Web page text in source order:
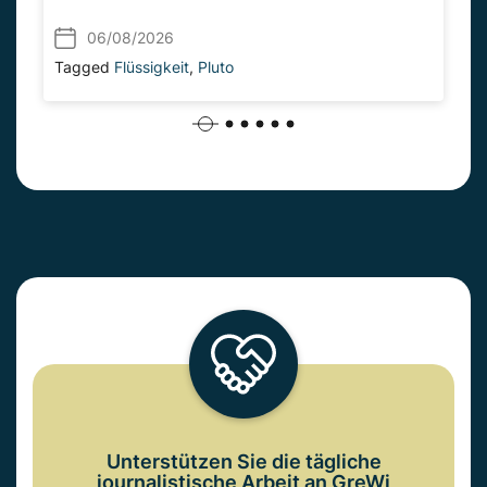
06/08/2026
Tagged Flüssigkeit, Pluto
Unterstützen Sie die tägliche
journalistische Arbeit an GreWi